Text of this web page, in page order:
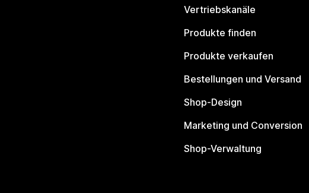
Vertriebskanäle
Produkte finden
Produkte verkaufen
Bestellungen und Versand
Shop-Design
Marketing und Conversion
Shop-Verwaltung